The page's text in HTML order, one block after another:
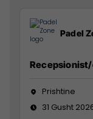
Padel
Prishtine
31 Gusht